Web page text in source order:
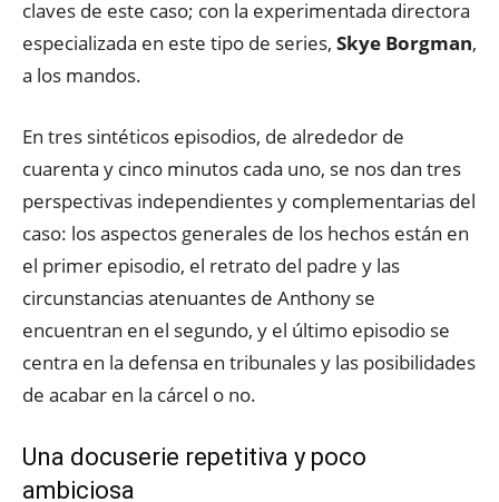
claves de este caso; con la experimentada directora
especializada en este tipo de series, Skye Borgman,
a los mandos.
En tres sintéticos episodios, de alrededor de
cuarenta y cinco minutos cada uno, se nos dan tres
perspectivas independientes y complementarias del
caso: los aspectos generales de los hechos están en
el primer episodio, el retrato del padre y las
circunstancias atenuantes de Anthony se
encuentran en el segundo, y el último episodio se
centra en la defensa en tribunales y las posibilidades
de acabar en la cárcel o no.
Una docuserie repetitiva y poco
ambiciosa